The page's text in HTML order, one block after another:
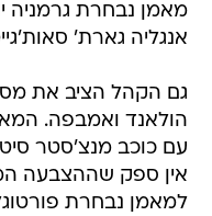
מאמן נבחרת גרמניה
אנגליה גארת'
גם הקהל הציב את
הולאנד ואמבפה.
עם כוכב מנצ'סטר
אין ספק שההצבעה
למאמן נבחרת